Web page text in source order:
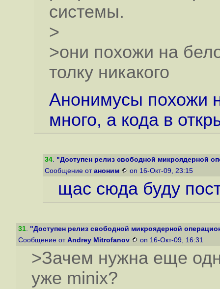
системы.
>
>они похожи на
толку никакого
Анонимусы похожи
много, а кода в
34. "Доступен релиз свободной микроядерной
Сообщение от аноним on 16-Окт-09, 23:15
щас сюда буду
31. "Доступен релиз свободной микроядерной
Сообщение от Andrey Mitrofanov on 16-Окт-09, 16:31
>Зачем нужна еще
уже minix?